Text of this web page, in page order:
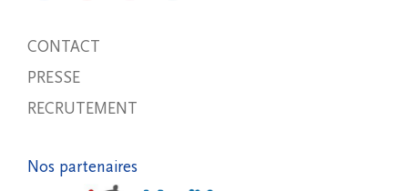
CONTACT
PRESSE
RECRUTEMENT
Nos partenaires